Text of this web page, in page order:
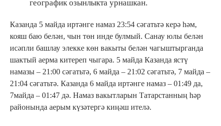
географик озынлыкта урнашкан.
Казанда 5 майда иртәнге намаз 23:54 сәгатьтә керә һәм,
кояш баю белән, чын төн инде булмый. Санау юлы белән
исәпли башлау элекке көн вакыты белән чагыштырганда
шактый аерма китереп чыгара. 5 майда Казанда ястү
намазы – 21:00 сәгатьтә, 6 майда – 21:02 сәгатьтә, 7 майда –
21:04 сәгатьтә. Казанда 6 майда иртәнге намаз – 01:49 да,
7майда – 01:47 дә. Намаз вакытларын Татарстанның һәр
районында аерым күзәтергә киңәш ителә.